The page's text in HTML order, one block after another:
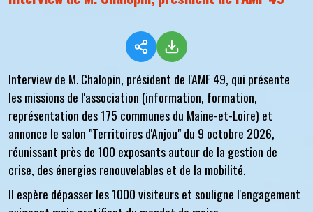
Interview de M. Chalopin, président de l'AMF 49, qui présente
les missions de l'association (information, formation,
représentation des 175 communes du Maine-et-Loire) et
annonce le salon "Territoires d'Anjou" du 9 octobre 2026,
réunissant près de 100 exposants autour de la gestion de
crise, des énergies renouvelables et de la mobilité.
Il espère dépasser les 1000 visiteurs et souligne l'engagement